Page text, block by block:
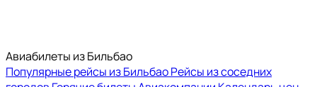
Авиабилеты из Бильбао
Популярные рейсы из БильбаоРейсы из соседних